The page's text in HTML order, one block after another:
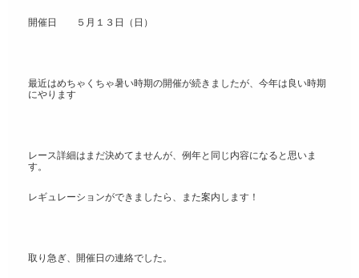
開催日 ５月１３日（日）
最近はめちゃくちゃ暑い時期の開催が続きましたが、今年は良い時期
にやります
レース詳細はまだ決めてませんが、例年と同じ内容になると思いま
す。
レギュレーションができましたら、また案内します！
取り急ぎ、開催日の連絡でした。